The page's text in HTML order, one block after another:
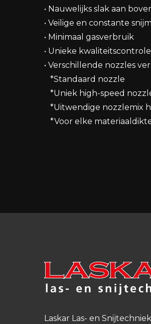
• Nauwelijks slak aan
• Veilige en constante
• Minimaal gasverbruik
• Unieke kwaliteitscontrole
• Verschillende nozzles
*Standaard nozzle
*Uniek high-speed
*Uitwendige nozzlemix
*Voor elke
Laskar Las- en